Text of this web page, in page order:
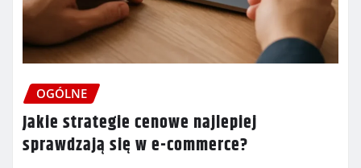
OGÓLNE
Jakie strategie cenowe najlepiej
sprawdzają się w e-commerce?